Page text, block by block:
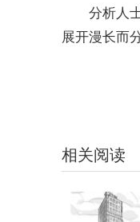
分析人
展开漫长而
相关阅读